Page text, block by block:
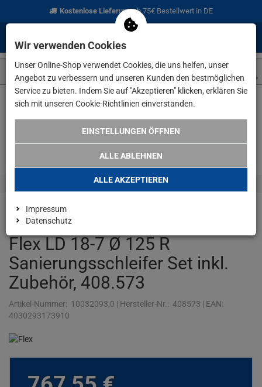
Kostenlose Lieferungab 75€ Bestellwert in DE
Flex LD 18-7 Ø 125 R
Sanierungsschleifer Set inkl.
Zubehör, 408.573
Artikel-Nummer: 10032093;0 | Hersteller-Nr.: 408573 | EAN:
4030293173910
Wir verwenden Cookies
Unser Online-Shop verwendet Cookies, die uns helfen, unser
Angebot zu verbessern und unseren Kunden den bestmöglichen
Service zu bieten. Indem Sie auf "Akzeptieren" klicken, erklären Sie
sich mit unseren Cookie-Richtlinien einverstanden.
EINSTELLUNGEN ÖFFNEN
ALLE ABLEHNEN
ALLE AKZEPTIEREN
Impressum
Datenschutz